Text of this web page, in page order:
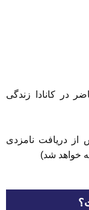
در کانادا زندگی
از دریافت نامزدی